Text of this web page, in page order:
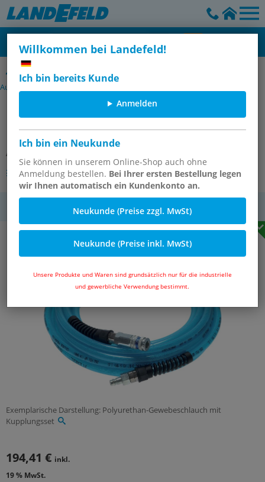
Willkommen bei Landefeld!
Ich bin bereits Kunde
Anmelden
Ich bin ein Neukunde
Sie können in unserem Online-Shop auch ohne
Anmeldung bestellen. Bei Ihrer ersten Bestellung legen
wir Ihnen automatisch ein Kundenkonto an.
Neukunde (Preise zzgl. MwSt)
Neukunde (Preise inkl. MwSt)
Unsere Produkte und Waren sind grundsätzlich nur für die industrielle
und gewerbliche Verwendung bestimmt.
Polyurethan-Schlauchsets mit CEJN-Kupplungen NW 7,2 /
Außengewinde
PUR-Schlauchset, 15 mtr., mit
Kupplungsset, G 3/8"
Artikelnummer:
Andere Varianten des Artikels
Exemplarische Darstellung: Polyurethan-Gewebeschlauch mit
Kupplungsset
194,41 € inkl.
19 % MwSt.